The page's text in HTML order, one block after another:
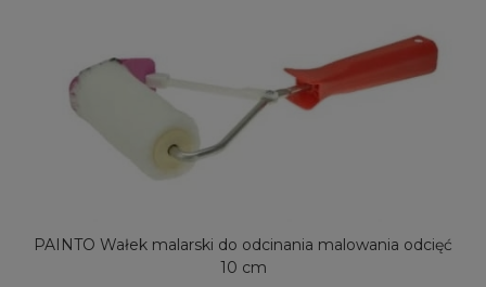
PAINTO Wałek malarski do odcinania malowania odcięć
10 cm